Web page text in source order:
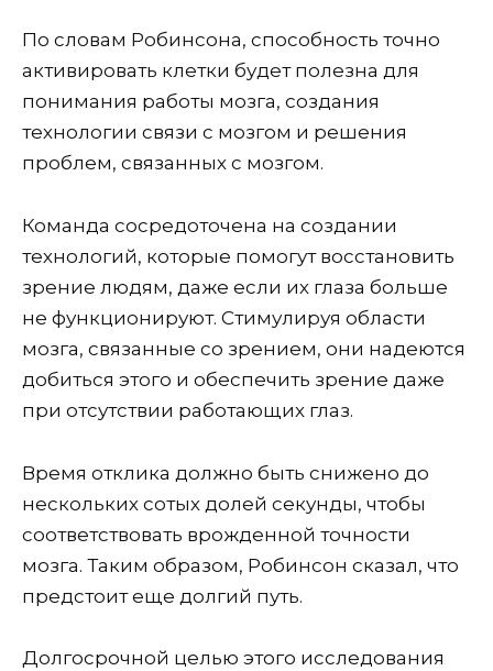
По словам Робинсона, способность точно
активировать клетки будет полезна для
понимания работы мозга, создания
технологии связи с мозгом и решения
проблем, связанных с мозгом.
Команда сосредоточена на создании
технологий, которые помогут восстановить
зрение людям, даже если их глаза больше
не функционируют. Стимулируя области
мозга, связанные со зрением, они надеются
добиться этого и обеспечить зрение даже
при отсутствии работающих глаз.
Время отклика должно быть снижено до
нескольких сотых долей секунды, чтобы
соответствовать врожденной точности
мозга. Таким образом, Робинсон сказал, что
предстоит еще долгий путь.
Долгосрочной целью этого исследования